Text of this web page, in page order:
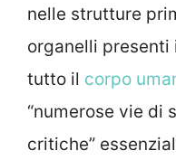
nelle strutture
organelli
tutto il corpo
“numerose vie di
critiche”